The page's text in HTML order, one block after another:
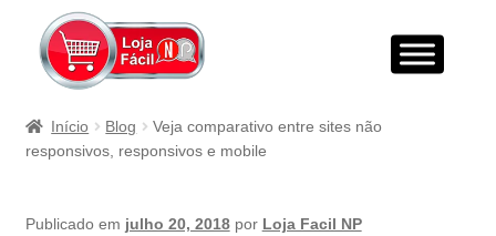
Início Blog
Veja comparativo entre sites não
responsivos, responsivos e mobile
Publicado em julho 20, 2018 por Loja Facil NP